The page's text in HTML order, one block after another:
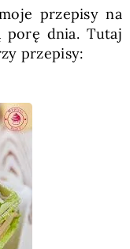
przepisy na
porę dnia. Tutaj
przepisy: